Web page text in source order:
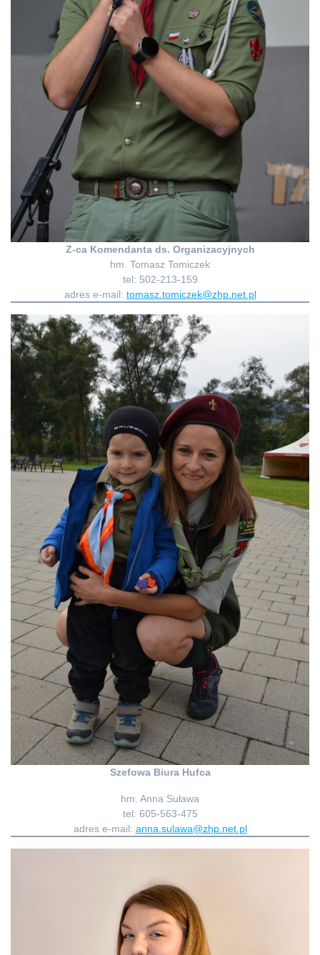
Z-ca Komendanta ds. Organizacyjnych
hm. Tomasz Tomiczek
tel: 502-213-159
adres e-mail: tomasz.tomiczek@zhp.net.pl
Szefowa Biura Hufca
hm. Anna Suława
tel: 605-563-475
adres e-mail: anna.sulawa@zhp.net.pl